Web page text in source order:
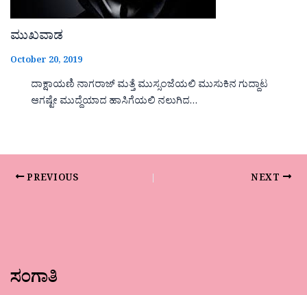
ಮುಖವಾಡ
October 20, 2019
ದಾಕ್ಷಾಯಣಿ ನಾಗರಾಜ್ ಮತ್ತೆ ಮುಸ್ಸಂಜೆಯಲಿ ಮುಸುಕಿನ ಗುದ್ದಾಟ
ಆಗಷ್ಟೇ ಮುದ್ದೆಯಾದ ಹಾಸಿಗೆಯಲಿ ನಲುಗಿದ…
PREVIOUS NEXT
ಸಂಗಾತಿ